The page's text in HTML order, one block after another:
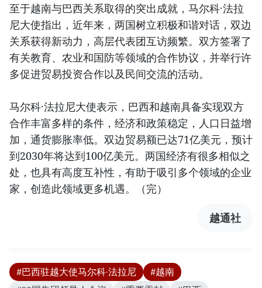
至于越南与巴西关系取得的突出成就，马尔科·法拉
尼大使指出，近年来，两国树立积极和谐对话，双边
关系获得新动力，高层代表团互访频繁。双方签署了
有关教育、农业和国防等领域的合作协议，并举行许
多促进贸易投资合作以及民间交流的活动。
马尔科·法拉尼大使表示，巴西和越南具备实现双方
合作丰富多样的条件，经济和政策稳定，人口日益增
加，通货膨胀率低。双边贸易额已达71亿美元，预计
到2030年将达到100亿美元。两国经济有很多相似之
处，也具有高度互补性，有助于吸引多个领域的企业
家，创造此领域更多机遇。（完）
越通社
#巴西驻越大使马尔科·法拉尼
#越南